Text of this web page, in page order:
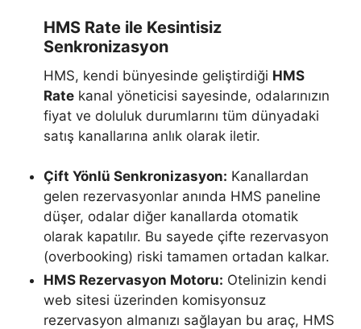
HMS Rate ile Kesintisiz
Senkronizasyon
HMS, kendi bünyesinde geliştirdiği HMS
Rate kanal yöneticisi sayesinde, odalarınızın
fiyat ve doluluk durumlarını tüm dünyadaki
satış kanallarına anlık olarak iletir.
Çift Yönlü Senkronizasyon: Kanallardan
gelen rezervasyonlar anında HMS paneline
düşer, odalar diğer kanallarda otomatik
olarak kapatılır. Bu sayede çifte rezervasyon
(overbooking) riski tamamen ortadan kalkar.
HMS Rezervasyon Motoru: Otelinizin kendi
web sitesi üzerinden komisyonsuz
rezervasyon almanızı sağlayan bu araç, HMS